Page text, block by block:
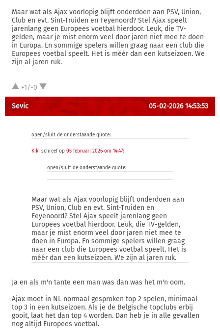
Maar wat als Ajax voorlopig blijft onderdoen aan PSV, Union,
Club en evt. Sint-Truiden en Feyenoord? Stel Ajax speelt
jarenlang geen Europees voetbal hierdoor. Leuk, die TV-
gelden, maar je mist enorm veel door jaren niet mee te doen
in Europa. En sommige spelers willen graag naar een club die
Europees voetbal speelt. Het is méér dan een kutseizoen. We
zijn al jaren ruk.
+1/-0
Sevic 05-02-2026 14:53:53
open/sluit de onderstaande quote:
Kiki schreef op 05 februari 2026 om 14:47:
open/sluit de onderstaande quote:
Maar wat als Ajax voorlopig blijft onderdoen aan
PSV, Union, Club en evt. Sint-Truiden en
Feyenoord? Stel Ajax speelt jarenlang geen
Europees voetbal hierdoor. Leuk, die TV-gelden,
maar je mist enorm veel door jaren niet mee te
doen in Europa. En sommige spelers willen graag
naar een club die Europees voetbal speelt. Het is
méér dan een kutseizoen. We zijn al jaren ruk.
Ja en als m'n tante een man was dan was het m'n oom.
Ajax moet in NL normaal gesproken top 2 spelen, minimaal
top 3 in een kutseizoen. Als je de Belgische topclubs erbij
gooit, laat het dan top 4 worden. Dan heb je in alle gevallen
nog altijd Europees voetbal.